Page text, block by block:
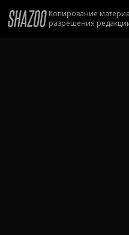
Копирование
разрешения